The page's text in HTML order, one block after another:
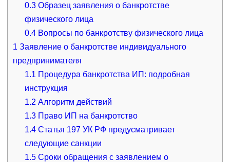
0.3 Образец заявления о банкротстве
физического лица
0.4 Вопросы по банкротству физического лица
1 Заявление о банкротстве индивидуального
предпринимателя
1.1 Процедура банкротства ИП: подробная
инструкция
1.2 Алгоритм действий
1.3 Право ИП на банкротство
1.4 Статья 197 УК РФ предусматривает
следующие санкции
1.5 Сроки обращения с заявлением о